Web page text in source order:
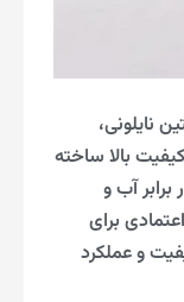
نایلونی،
بالا ساخته
آب و
برای
و عملکرد